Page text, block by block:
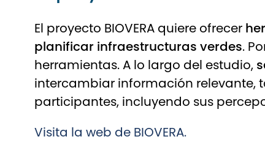
El proyecto BIOVERA quiere ofrecer
planificar infraestructuras verdes.
herramientas. A lo largo del estudio,
intercambiar información relevante,
participantes, incluyendo sus
Visita la web de BIOVERA.